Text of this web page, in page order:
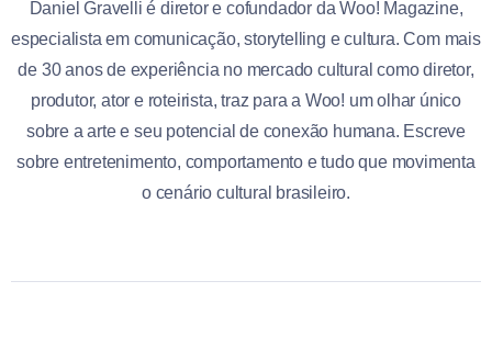
Daniel Gravelli é diretor e cofundador da Woo! Magazine,
especialista em comunicação, storytelling e cultura. Com mais
de 30 anos de experiência no mercado cultural como diretor,
produtor, ator e roteirista, traz para a Woo! um olhar único
sobre a arte e seu potencial de conexão humana. Escreve
sobre entretenimento, comportamento e tudo que movimenta
o cenário cultural brasileiro.